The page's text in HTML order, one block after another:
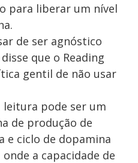
para liberar um nível
de ser agnóstico
que o Reading
gentil de não usar
leitura pode ser um
de produção de
e ciclo de dopamina
a capacidade de